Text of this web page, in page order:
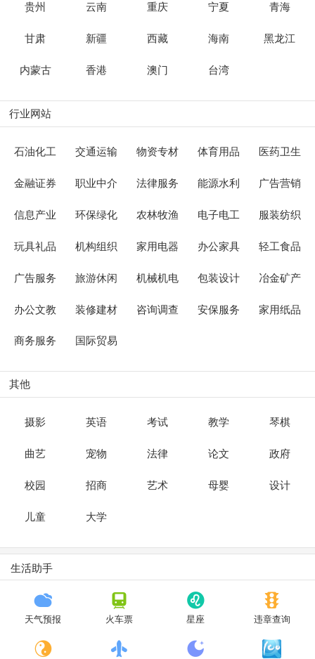
贵州 云南 重庆 宁夏 青海
甘肃 新疆 西藏 海南 黑龙江
内蒙古 香港 澳门 台湾
行业网站
石油化工 交通运输 物资专材 体育用品 医药卫生
金融证券 职业中介 法律服务 能源水利 广告营销
信息产业 环保绿化 农林牧渔 电子电工 服装纺织
玩具礼品 机构组织 家用电器 办公家具 轻工食品
广告服务 旅游休闲 机械机电 包装设计 冶金矿产
办公文教 装修建材 咨询调查 安保服务 家用纸品
商务服务 国际贸易
其他
摄影 英语 考试 教学 琴棋
曲艺 宠物 法律 论文 政府
校园 招商 艺术 母婴 设计
儿童 大学
生活助手
天气预报 火车票 星座 违章查询